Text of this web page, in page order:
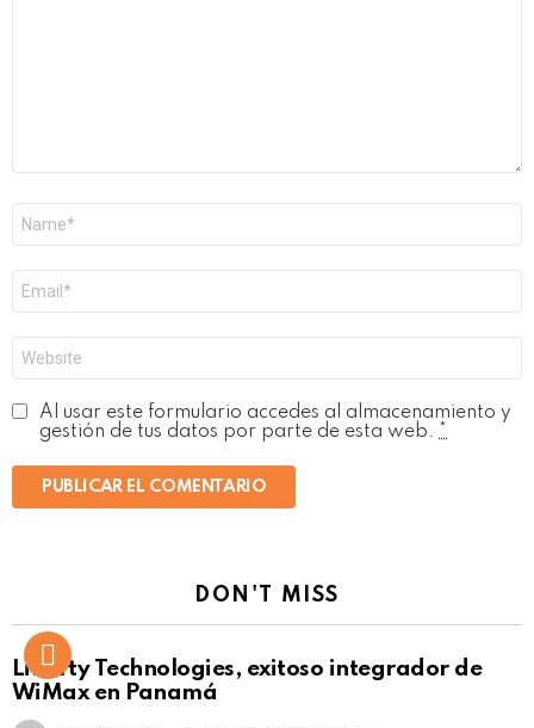
electrónico
*
Al usar este formulario accedes al almacenamiento y
gestión de tus datos por parte de esta web.
DON'T MISS
Liberty Technologies, exitoso integrador de
WiMax en Panamá